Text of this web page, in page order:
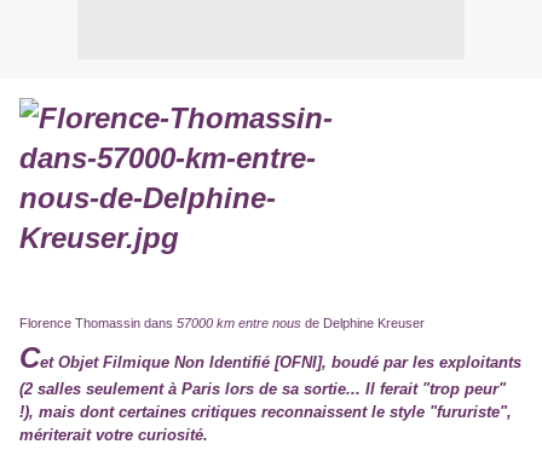
Florence Thomassin dans 57000 km entre nous de Delphine Kreuser
Cet Objet Filmique Non Identifié [OFNI], boudé par les exploitants
(2 salles seulement à Paris lors de sa sortie... Il ferait "trop peur"
!), mais dont certaines critiques reconnaissent le style "fururiste",
mériterait votre curiosité.